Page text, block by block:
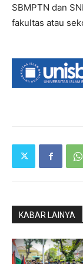
SBMPTN dan
fakultas atau
KABAR LAINYA